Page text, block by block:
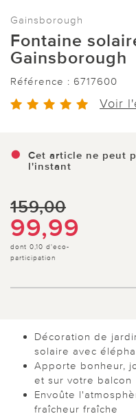
Gainsborough
Fontaine
Gainsborough
Référence : 6717600
Voir
Cet article ne peut
l'instant
159,00
99,99
dont 0,10 d'eco-
participation
Décoration de
solaire avec
Apporte bonheur,
et sur votre balcon
Envoûte
fraîcheur fraîche